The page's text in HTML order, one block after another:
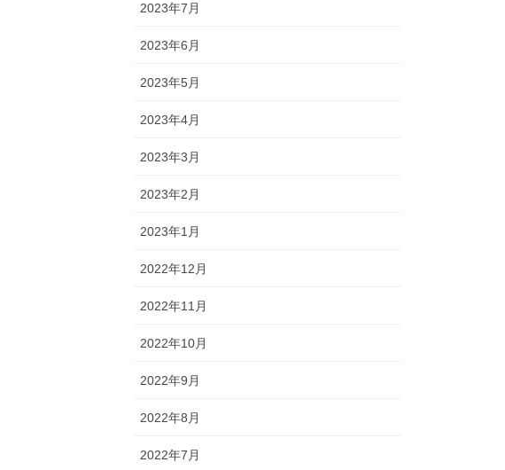
2023年7月
2023年6月
2023年5月
2023年4月
2023年3月
2023年2月
2023年1月
2022年12月
2022年11月
2022年10月
2022年9月
2022年8月
2022年7月